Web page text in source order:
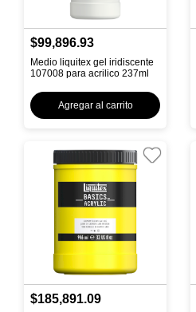
$99,896.93
Medio liquitex gel iridiscente
107008 para acrilico 237ml
Agregar al carrito
$185,891.09